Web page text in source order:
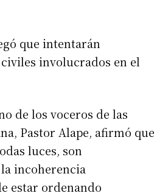
que intentarán
involucrados en el
de los voceros de las
Pastor Alape, afirmó que
luces, son
incoherencia
estar ordenando